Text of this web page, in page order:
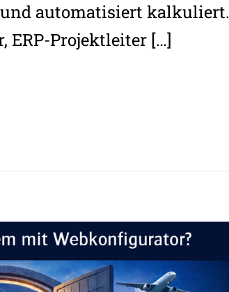
automatisiert kalkuliert.
ERP-Projektleiter […]